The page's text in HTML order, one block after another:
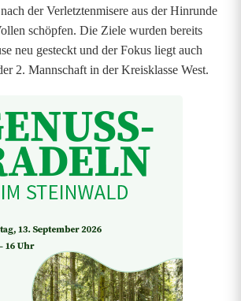
der Verletztenmisere aus der Hinrunde
schöpfen. Die Ziele wurden bereits
neu gesteckt und der Fokus liegt auch
2. Mannschaft in der Kreisklasse West.